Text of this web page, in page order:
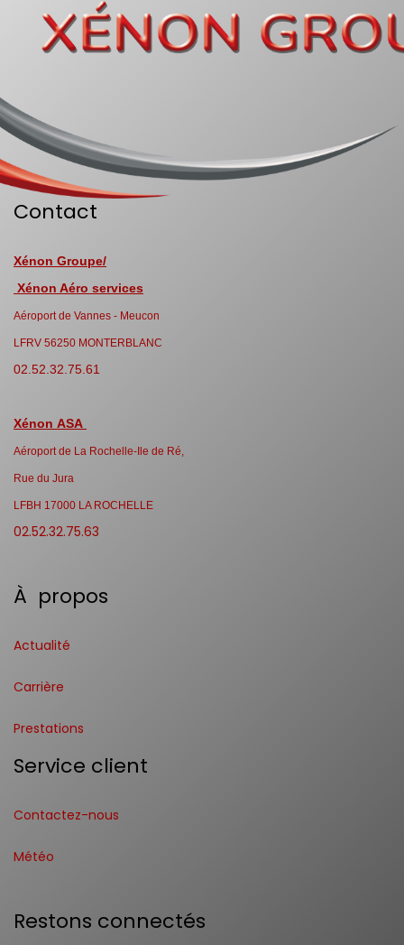
Contact
Xénon Groupe/
Xénon Aéro services
Aéroport de Vannes - Meucon
LFRV 56250 MONTERBLANC
02.52.32.75.61
Xénon ASA
Aéroport de La Rochelle-Ile de Ré,
Rue du Jura
LFBH 17000 LA ROCHELLE
02.52.32.75.63
À propos
Actualité
Carrière
Prestations
Service client
Contactez-nous
Météo
Restons connectés